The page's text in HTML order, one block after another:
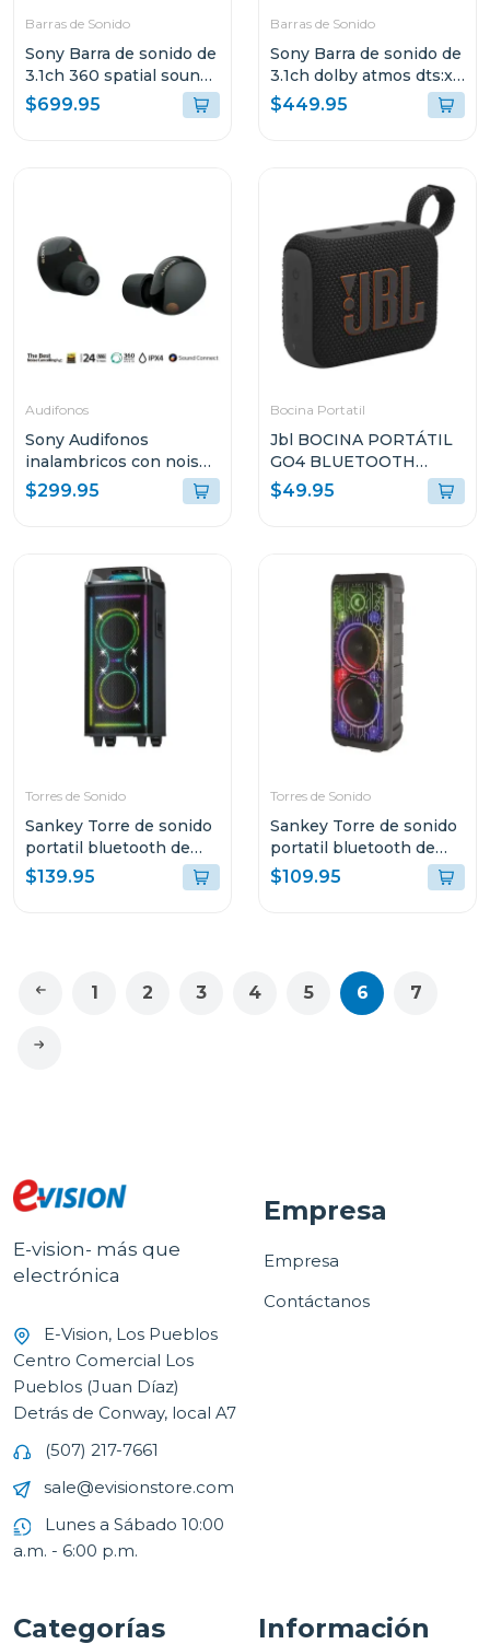
Barras de Sonido
Sony Barra de sonido de
3.1ch 360 spatial sound
mapping dolby atmos
a3000
$699.95
Barras de Sonido
Sony Barra de sonido de
3.1ch dolby atmos dts:x
s2000
$449.95
Audifonos
Sony Audifonos
inalambricos con noise
cancelling wf1000xm5
negro
$299.95
Bocina Portatil
Jbl BOCINA PORTÁTIL
GO4 BLUETOOTH
NEGRO RESISTENTE
AL AGUA Y POLVO GO4
$49.95
Torres de Sonido
Sankey Torre de sonido
portatil bluetooth de
60w rms pa8dcn
$139.95
Torres de Sonido
Sankey Torre de sonido
portatil bluetooth de
50w rms 10dcc54t
$109.95
1 2 3 4 5 6 7
E-vision- más que
electrónica
E-Vision, Los Pueblos
Centro Comercial Los
Pueblos (Juan Díaz)
Detrás de Conway, local A7
(507) 217-7661
sale@evisionstore.com
Lunes a Sábado 10:00
a.m. - 6:00 p.m.
Empresa
Empresa
Contáctanos
Categorías Información